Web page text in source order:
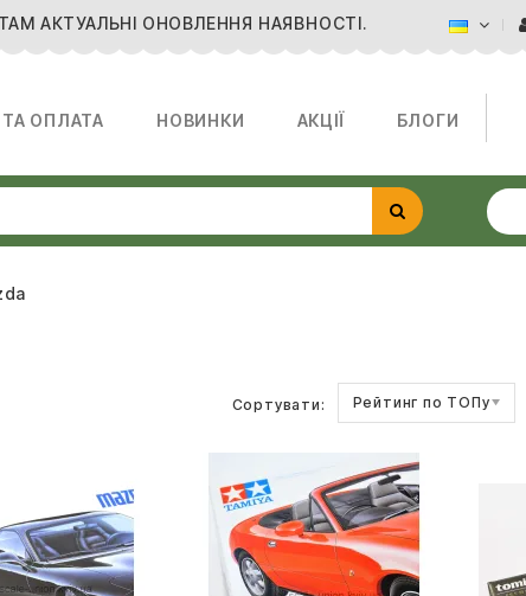
АКТУАЛЬНІ ОНОВЛЕННЯ НАЯВНОСТІ.
ОПЛАТА НОВИНКИ АКЦІЇ БЛОГИ
Сортувати: Рейтинг по ТОПу